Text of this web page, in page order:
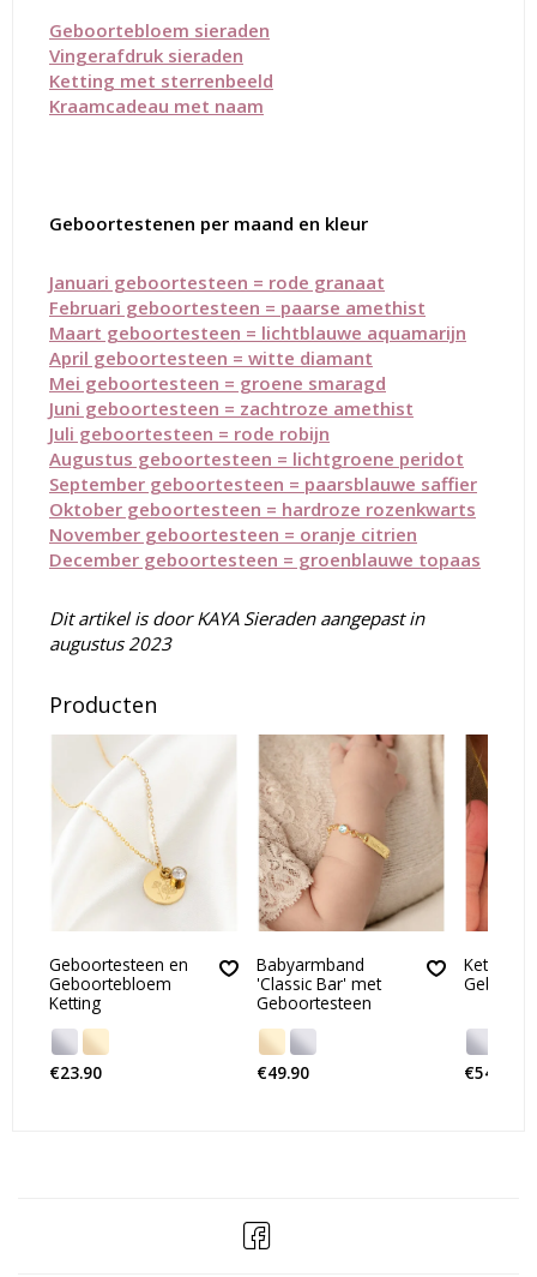
Geboortebloem sieraden
Vingerafdruk sieraden
Ketting met sterrenbeeld
Kraamcadeau met naam
Geboortestenen per maand en kleur
Januari geboortesteen = rode granaat
Februari geboortesteen = paarse amethist
Maart geboortesteen = lichtblauwe aquamarijn
April geboortesteen = witte diamant
Mei geboortesteen = groene smaragd
Juni geboortesteen = zachtroze amethist
Juli geboortesteen = rode robijn
Augustus geboortesteen = lichtgroene peridot
September geboortesteen = paarsblauwe saffier
Oktober geboortesteen = hardroze rozenkwarts
November geboortesteen = oranje citrien
December geboortesteen = groenblauwe topaas
Dit artikel is door KAYA Sieraden aangepast in
augustus 2023
Producten
Geboortesteen en
Geboortebloem
Ketting
€23.90
Babyarmband
'Classic Bar' met
Geboortesteen
€49.90
Ketting
€54.90